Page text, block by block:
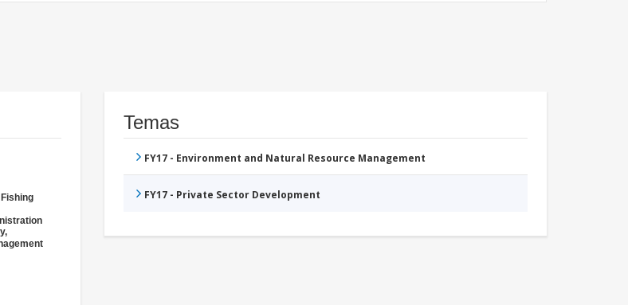
Temas
FY17 - Environment and Natural Resource Management
FY17 - Private Sector Development